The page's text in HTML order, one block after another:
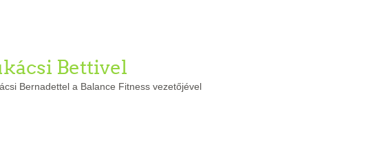
Bettivel
Bernadettel a Balance Fitness vezetőjével